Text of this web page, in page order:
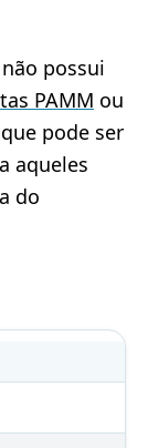
possui
PAMM ou
pode ser
aqueles
do